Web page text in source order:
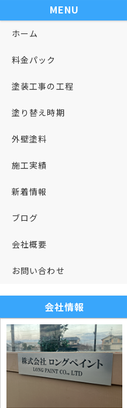
MENU
ホーム
料金パック
塗装工事の工程
塗り替え時期
外壁塗料
施工実績
新着情報
ブログ
会社概要
お問い合わせ
会社情報